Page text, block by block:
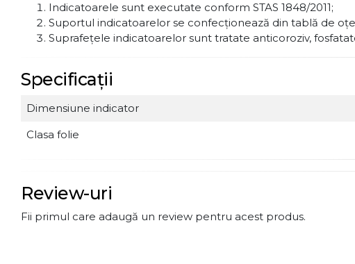
Indicatoarele sunt executate conform STAS 1848/2011;
Suportul indicatoarelor se confecţionează din tablă de
Suprafeţele indicatoarelor sunt tratate anticoroziv,
Specificații
Dimensiune indicator
Clasa folie
Review-uri
Fii primul care adaugă un review pentru acest produs.